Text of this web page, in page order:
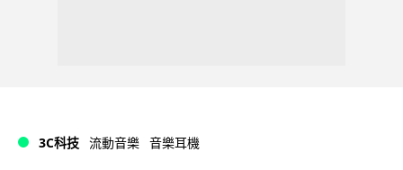
3C科技 流動音樂 音樂耳機